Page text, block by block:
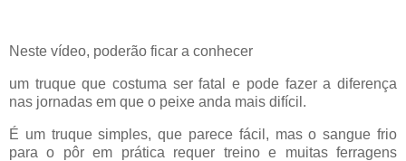
Neste vídeo, poderão ficar a conhecer
um truque que costuma ser fatal e pode fazer a diferença
nas jornadas em que o peixe anda mais difícil.
É um truque simples, que parece fácil, mas o sangue frio
para o pôr em prática requer treino e muitas ferragens